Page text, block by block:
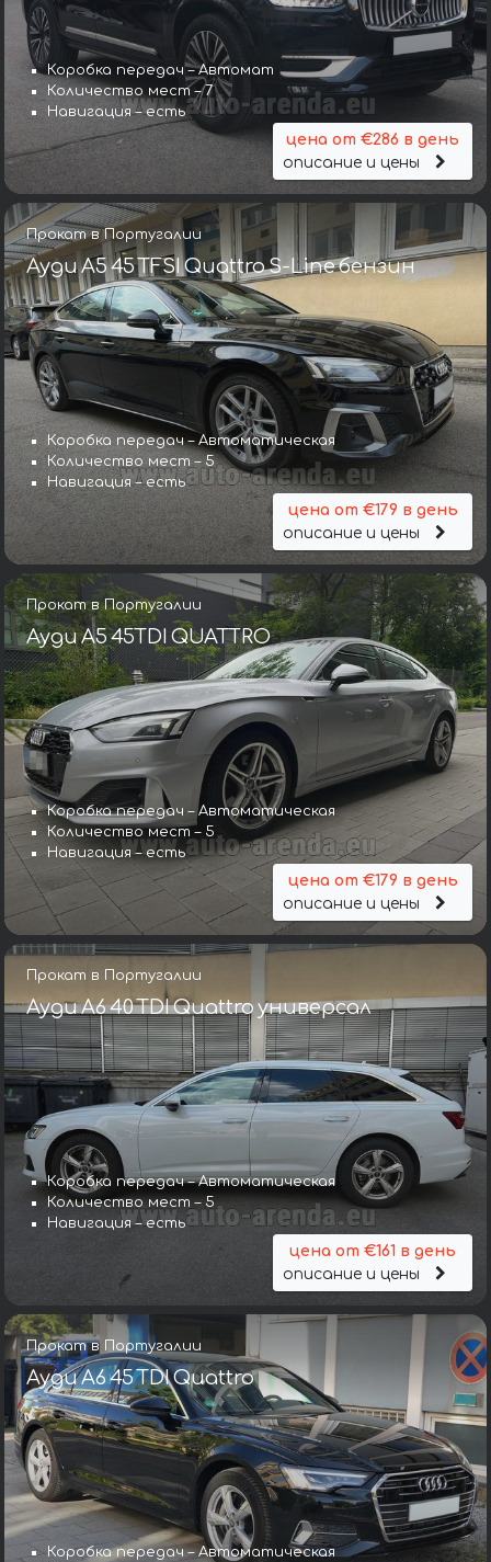
Коробка передач – Автомат
Количество мест – 7
Навигация – есть
цена от €286 в день
описание и цены
Прокат в Португалии
Ауди A5 45 TFSI Quattro S-Line бензин
Коробка передач – Автоматическая
Количество мест – 5
Навигация – есть
цена от €179 в день
описание и цены
Прокат в Португалии
Ауди A5 45TDI QUATTRO
Коробка передач – Автоматическая
Количество мест – 5
Навигация – есть
цена от €179 в день
описание и цены
Прокат в Португалии
Ауди A6 40 TDI Quattro универсал
Коробка передач – Автоматическая
Количество мест – 5
Навигация – есть
цена от €161 в день
описание и цены
Прокат в Португалии
Ауди A6 45 TDI Quattro
Коробка передач – Автоматическая